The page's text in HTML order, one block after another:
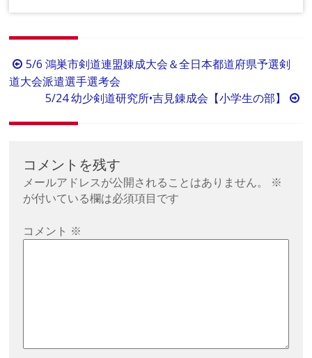
投
稿
ビ
5/6 鴻巣市剣道連盟錬成大会＆全日本都道府県予選剣
道大会派遣選手選考会
5/24 幼少剣道研究所•吉見錬成会【小学生の部】
コメントを残す
メールアドレスが公開されることはありません。
※
が付いている欄は必須項目です
コメント ※